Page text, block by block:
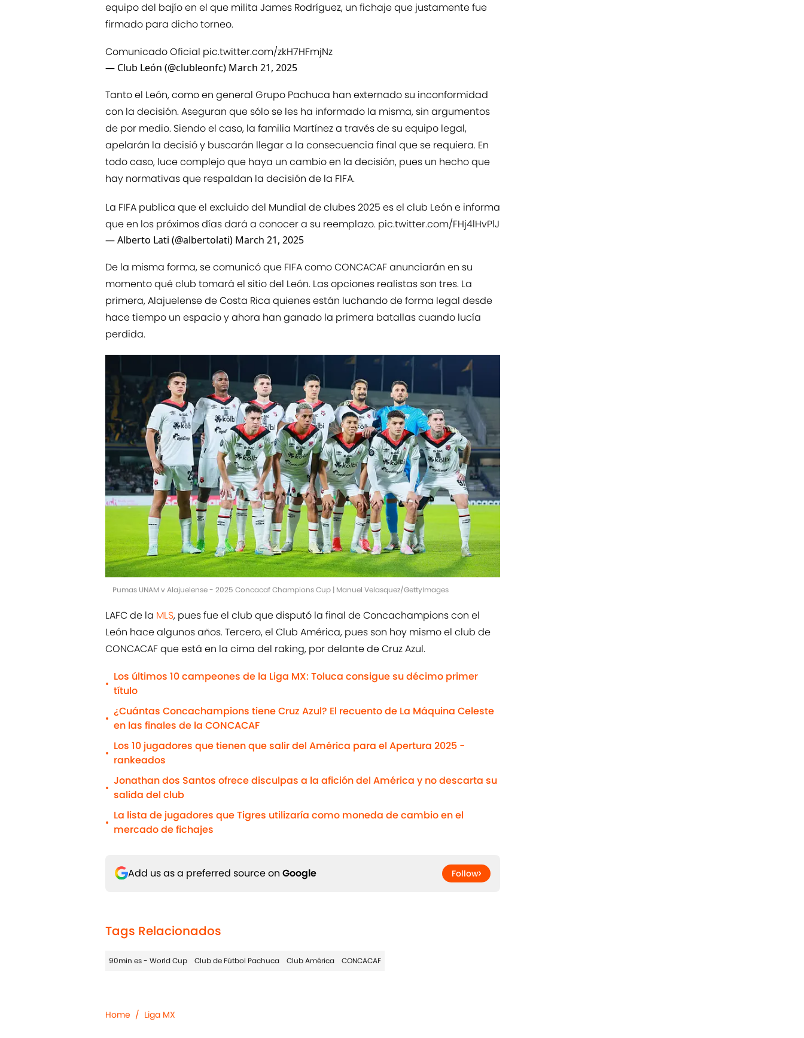
equipo del bajío en el que milita James Rodríguez, un fichaje que justamente fue
firmado para dicho torneo.
Comunicado Oficial pic.twitter.com/zkH7HFmjNz
— Club León (@clubleonfc) March 21, 2025
Tanto el León, como en general Grupo Pachuca han externado su inconformidad
con la decisión. Aseguran que sólo se les ha informado la misma, sin argumentos
de por medio. Siendo el caso, la familia Martínez a través de su equipo legal,
apelarán la decisió y buscarán llegar a la consecuencia final que se requiera. En
todo caso, luce complejo que haya un cambio en la decisión, pues un hecho que
hay normativas que respaldan la decisión de la FIFA.
La FIFA publica que el excluido del Mundial de clubes 2025 es el club León e informa
que en los próximos días dará a conocer a su reemplazo. pic.twitter.com/FHj4lHvPlJ
— Alberto Lati (@albertolati) March 21, 2025
De la misma forma, se comunicó que FIFA como CONCACAF anunciarán en su
momento qué club tomará el sitio del León. Las opciones realistas son tres. La
primera, Alajuelense de Costa Rica quienes están luchando de forma legal desde
hace tiempo un espacio y ahora han ganado la primera batallas cuando lucía
perdida.
Pumas UNAM v Alajuelense - 2025 Concacaf Champions Cup | Manuel Velasquez/GettyImages
LAFC de la MLS, pues fue el club que disputó la final de Concachampions con el
León hace algunos años. Tercero, el Club América, pues son hoy mismo el club de
CONCACAF que está en la cima del raking, por delante de Cruz Azul.
•
Los últimos 10 campeones de la Liga MX: Toluca consigue su décimo primer
título
•
¿Cuántas Concachampions tiene Cruz Azul? El recuento de La Máquina Celeste
en las finales de la CONCACAF
•
Los 10 jugadores que tienen que salir del América para el Apertura 2025 -
rankeados
•
Jonathan dos Santos ofrece disculpas a la afición del América y no descarta su
salida del club
•
La lista de jugadores que Tigres utilizaría como moneda de cambio en el
mercado de fichajes
Add us as a preferred source on Google Follow
Tags Relacionados
90min es - World Cup Club de Fútbol Pachuca Club América CONCACAF
Home / Liga MX